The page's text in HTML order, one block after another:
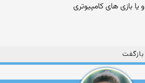
و یا بازی های کامپیوتری
بازگفت